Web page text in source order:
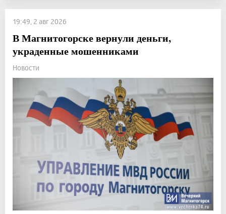
19:49, 2 авг 2026
В Магнитогорске вернули деньги,
украденные мошенниками
Новости